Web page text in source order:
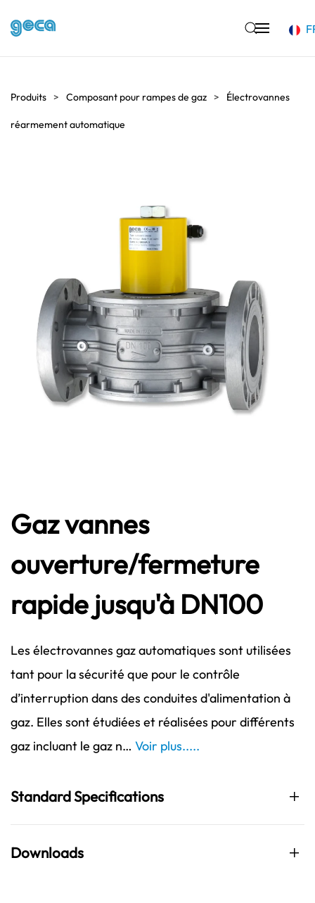
Produits Composant pour rampes de gaz Électrovannes
réarmement automatique
Gaz vannes
ouverture/fermeture
rapide jusqu'à DN100
Les électrovannes gaz automatiques sont utilisées
tant pour la sécurité que pour le contrôle
d’interruption dans des conduites d'alimentation à
gaz. Elles sont étudiées et réalisées pour différents
gaz incluant le gaz n… Voir plus.....
Standard Specifications
Downloads